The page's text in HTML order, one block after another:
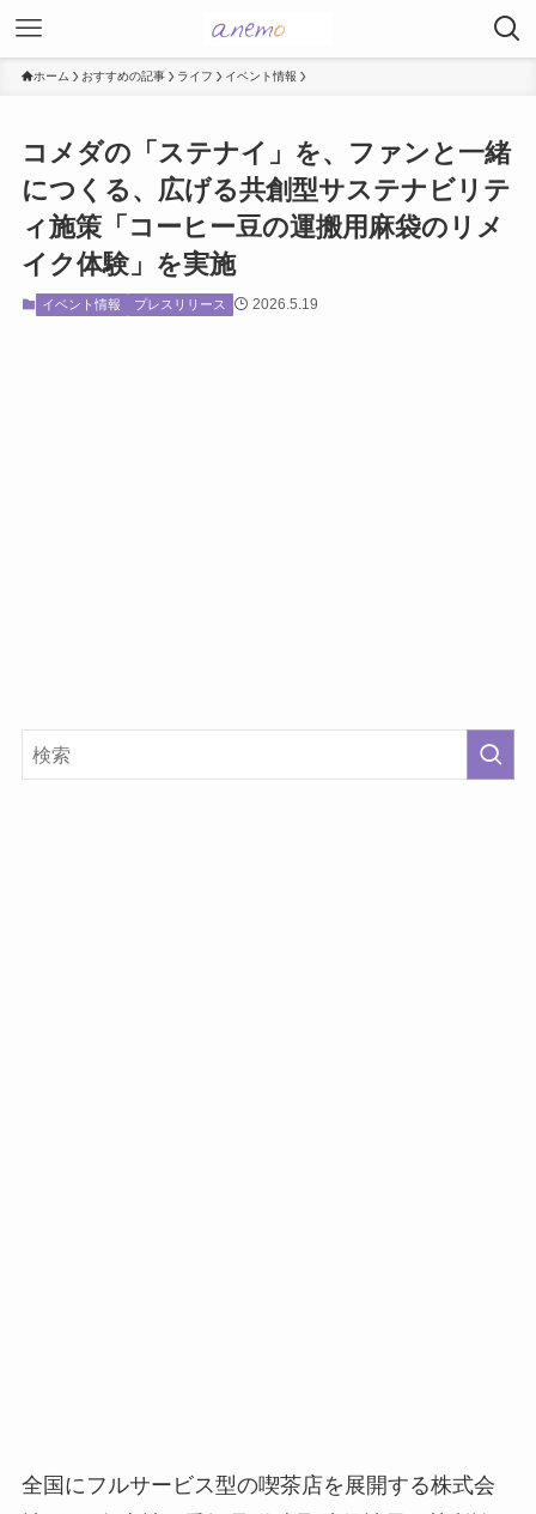
ホーム おすすめの記事 ライフ イベント情報
コメダの「ステナイ」を、ファンと一緒
につくる、広げる共創型サステナビリテ
ィ施策「コーヒー豆の運搬用麻袋のリメ
イク体験」を実施
イベント情報 プレスリリース 2026.5.19
全国にフルサービス型の喫茶店を展開する株式会